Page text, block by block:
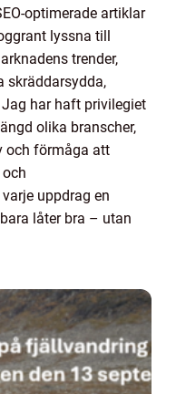
optimerade artiklar
lyssna till
trender,
skräddarsydda,
har haft privilegiet
olika branscher,
och förmåga att
uppdrag en
låter bra – utan